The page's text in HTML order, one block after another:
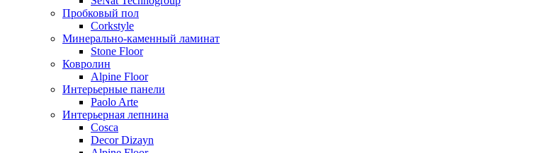
Пробковый пол
Corkstyle
Минерально-каменный ламинат
Stone Floor
Ковролин
Alpine Floor
Интерьерные панели
Paolo Arte
Интерьерная лепнина
Cosca
Decor Dizayn